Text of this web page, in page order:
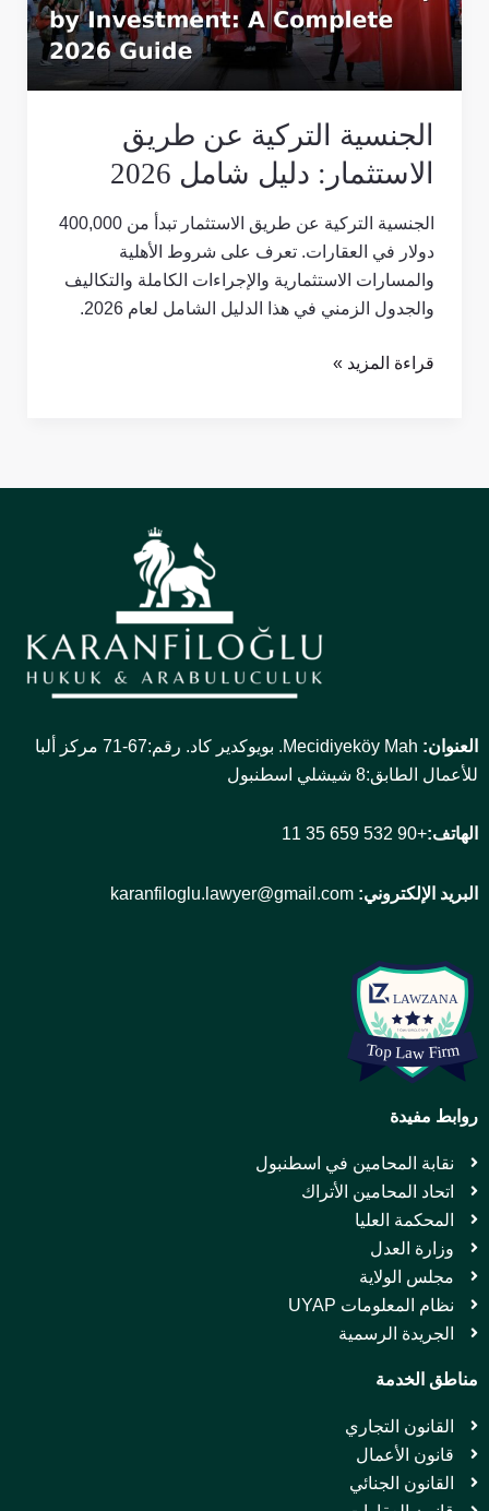
الجنسية التركية عن طريق
الاستثمار: دليل شامل 2026
الجنسية التركية عن طريق الاستثمار تبدأ من 400,000
دولار في العقارات. تعرف على شروط الأهلية
والمسارات الاستثمارية والإجراءات الكاملة والتكاليف
والجدول الزمني في هذا الدليل الشامل لعام 2026.
شامل
قراءة المزيد »
العنوان:
Mecidiyeköy Mah. بويوكدير كاد. رقم:67-71 مركز ألبا
للأعمال الطابق:8 شيشلي اسطنبول
الهاتف:+90 532 659 35 11
البريد الإلكتروني: karanfiloglu.lawyer@gmail.com
روابط مفيدة
نقابة المحامين في اسطنبول
اتحاد المحامين الأتراك
المحكمة العليا
وزارة العدل
مجلس الولاية
نظام المعلومات UYAP
الجريدة الرسمية
مناطق الخدمة
القانون التجاري
قانون الأعمال
القانون الجنائي